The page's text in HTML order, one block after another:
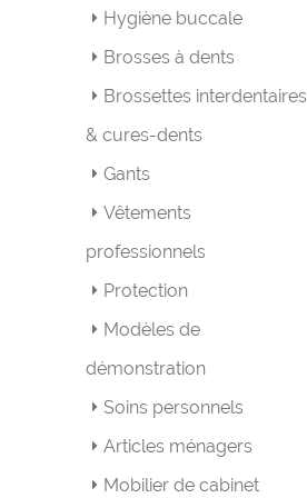
Hygiène buccale
Brosses à dents
Brossettes interdentaires
& cures-dents
Gants
Vêtements
professionnels
Protection
Modèles de
démonstration
Soins personnels
Articles ménagers
Mobilier de cabinet